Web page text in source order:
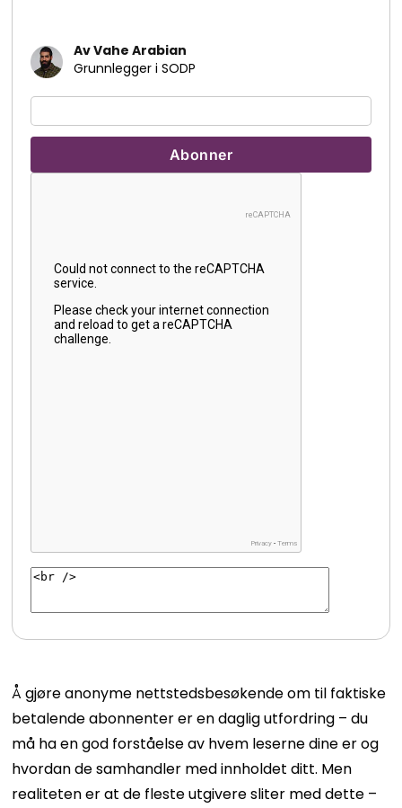
Av Vahe Arabian
Grunnlegger i SODP
Å gjøre anonyme nettstedsbesøkende om til faktiske
betalende abonnenter er en daglig utfordring – du
må ha en god forståelse av hvem leserne dine er og
hvordan de samhandler med innholdet ditt. Men
realiteten er at de fleste utgivere sliter med dette –